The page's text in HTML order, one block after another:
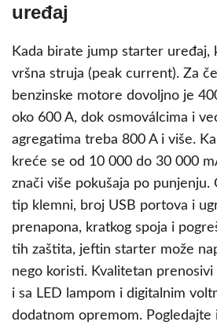
uređaj
Kada birate jump starter uređaj,
vršna struja (peak current). Za
benzinske motore dovoljno je
oko 600 A, dok osmoválcima i
agregatima treba 800 A i više.
kreće se od 10 000 do 30 000
znači više pokušaja po punjenju.
tip klemni, broj USB portova i
prenapona, kratkog spoja i
tih zaštita, jeftin starter može
nego koristi. Kvalitetan
i sa LED lampom i digitalnim
dodatnom opremom. Pogledajte